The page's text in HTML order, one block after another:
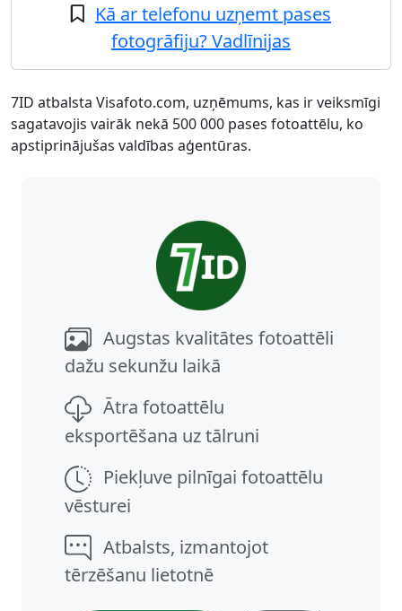
Kā ar telefonu uzņemt pases
fotogrāfiju? Vadlīnijas
7ID atbalsta Visafoto.com, uzņēmums, kas ir veiksmīgi
sagatavojis vairāk nekā 500 000 pases fotoattēlu, ko
apstiprinājušas valdības aģentūras.
Augstas kvalitātes fotoattēli
dažu sekunžu laikā
Ātra fotoattēlu
eksportēšana uz tālruni
Piekļuve pilnīgai fotoattēlu
vēsturei
Atbalsts, izmantojot
tērzēšanu lietotnē